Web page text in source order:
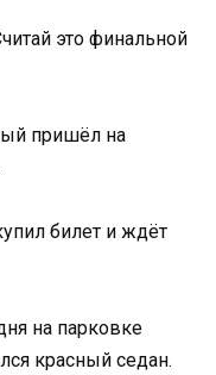
это финальной
пришёл на
билет и ждёт
на парковке
красный седан.